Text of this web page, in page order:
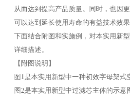
从而达到提高产品质量。同时，也因
可以达到延长使用寿命的有益技术效果
下面结合附图和实施例，对本实用新
详细描述。
【附图说明】
图1是本实用新型中一种初效字母架式
图2是本实用新型中过滤芯主体的示意